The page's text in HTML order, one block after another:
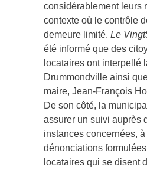
considérablement leurs
contexte où le contrôle
demeure limité. Le
été informé que des
locataires ont interpellé
Drummondville ainsi
maire, Jean-François
De son côté, la
assurer un suivi auprès
instances concernées,
dénonciations
locataires qui se disent